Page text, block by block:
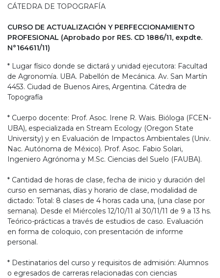
CÁTEDRA DE TOPOGRAFÍA
CURSO DE ACTUALIZACIÓN Y PERFECCIONAMIENTO
PROFESIONAL (Aprobado por RES. CD 1886/11, expdte.
N°164611/11)
* Lugar físico donde se dictará y unidad ejecutora: Facultad
de Agronomía. UBA. Pabellón de Mecánica. Av. San Martín
4453. Ciudad de Buenos Aires, Argentina. Cátedra de
Topografía
* Cuerpo docente: Prof. Asoc. Irene R. Wais. Bióloga (FCEN-
UBA), especializada en Stream Ecology (Oregon State
University) y en Evaluación de Impactos Ambientales (Univ.
Nac. Autónoma de México). Prof. Asoc. Fabio Solari,
Ingeniero Agrónoma y M.Sc. Ciencias del Suelo (FAUBA).
* Cantidad de horas de clase, fecha de inicio y duración del
curso en semanas, días y horario de clase, modalidad de
dictado: Total: 8 clases de 4 horas cada una, (una clase por
semana). Desde el Miércoles 12/10/11 al 30/11/11 de 9 a 13 hs.
Teórico-prácticas a través de estudios de caso. Evaluación
en forma de coloquio, con presentación de informe
personal.
* Destinatarios del curso y requisitos de admisión: Alumnos
o egresados de carreras relacionadas con ciencias